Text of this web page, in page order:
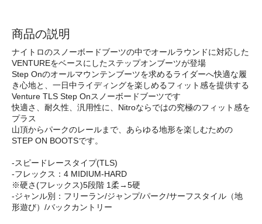
商品の説明
ナイトロのスノーボードブーツの中でオールラウンドに対応した
VENTUREをベースにしたステップオンブーツが登場
Step Onのオールマウンテンブーツを求めるライダーへ快適な履
き心地と、一日中ライディングを楽しめるフィット感を提供する
Venture TLS Step Onスノーボードブーツです
快適さ、耐久性、汎用性に、Nitroならではの究極のフィット感を
プラス
山頂からパークのレールまで、あらゆる地形を楽しむための
STEP ON BOOTSです。
-スピードレースタイプ(TLS)
-フレックス：4 MIDIUM-HARD
※硬さ(フレックス)5段階 1柔→5硬
-ジャンル別：フリーラン/ジャンプ/パーク/サーフスタイル（地
形遊び）/バックカントリー